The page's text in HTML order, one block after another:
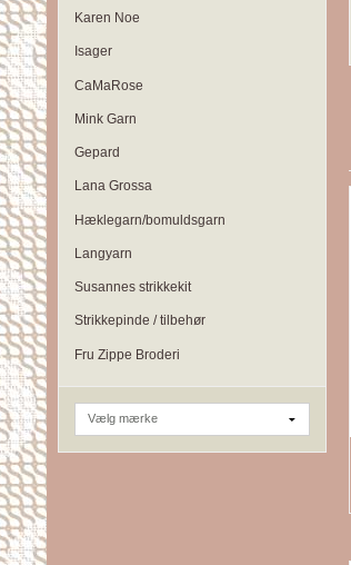
Karen Noe
Isager
CaMaRose
Mink Garn
Gepard
Lana Grossa
Hæklegarn/bomuldsgarn
Langyarn
Susannes strikkekit
Strikkepinde / tilbehør
Fru Zippe Broderi